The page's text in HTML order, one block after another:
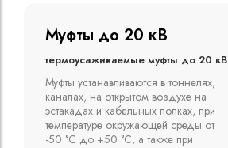
Муфты до 10 кВ
Термоусаживаемые муфты до 10 кВ
Компания ООО "Москабельторг"
предлагает, как соединительные
термоусаживаемые муфты на кабель
напряжением до 10 кВ с изоляцией
из маслопропитанной бумаги и